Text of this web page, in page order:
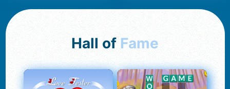
Hall of Fame